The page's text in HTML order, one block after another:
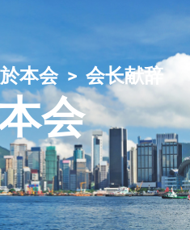
本会 会长献辞
会